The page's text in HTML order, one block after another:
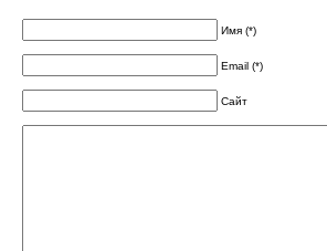
Имя (*)
Email (*)
Сайт